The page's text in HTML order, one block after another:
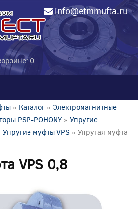
info@etmmufta.ru
0
» Каталог» Электромагнитные
PSP-POHONY » Упругие
Упругие муфты VPS » Упругая муфта
VPS 0,8